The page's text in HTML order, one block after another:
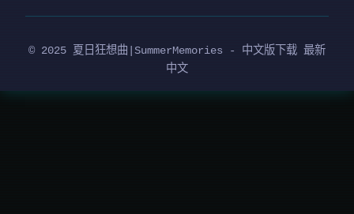
© 2025 夏日狂想曲|SummerMemories - 中文版下载 最新
中文